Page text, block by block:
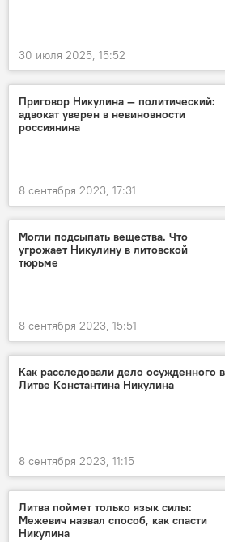
30 июля 2025, 15:52
Приговор Никулина — политический:
адвокат уверен в невиновности
россиянина
8 сентября 2023, 17:31
Могли подсыпать вещества. Что
угрожает Никулину в литовской
тюрьме
8 сентября 2023, 15:51
Как расследовали дело осужденного в
Литве Константина Никулина
8 сентября 2023, 11:15
Литва поймет только язык силы:
Межевич назвал способ, как спасти
Никулина